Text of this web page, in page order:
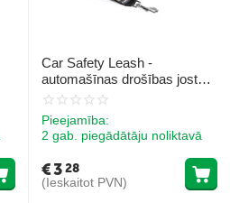
Car Safety Leash -
automašīnas drošības josta,
45 x 1700mm
Pieejamība:
2 gab. piegādātāju noliktavā
€328
(Ieskaitot PVN)